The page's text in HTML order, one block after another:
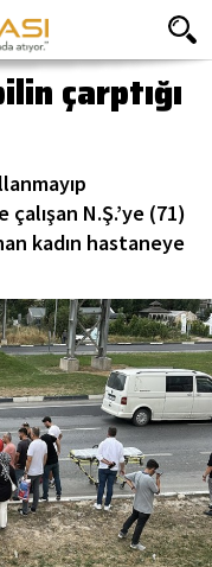
çarptığı
N.Ş.’ye (71)
kadın hastaneye